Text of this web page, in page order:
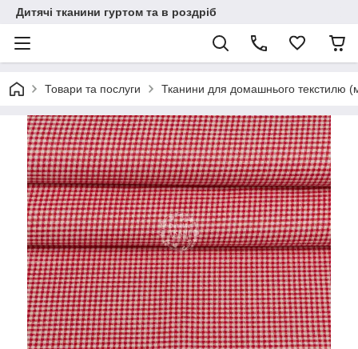
Дитячі тканини гуртом та в роздріб
Товари та послуги Тканини для домашнього текстилю